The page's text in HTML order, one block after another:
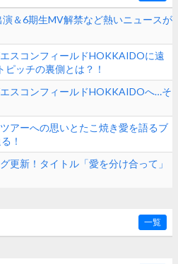
演＆6期生MV解禁など熱いニュースが
スコンフィールドHOKKAIDOに遠
ッチの裏側とは？！
エスコンフィールドHOKKAIDOへ…そ
アーへの思いとたこ焼き愛を語るブ
！
更新！タイトル「愛を分け合って」
一覧